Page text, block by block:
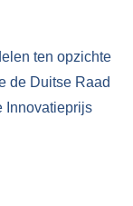
ten opzichte
de Duitse Raad
Innovatieprijs